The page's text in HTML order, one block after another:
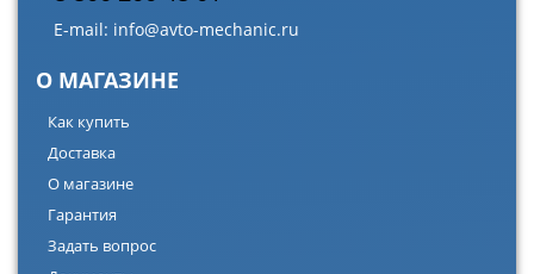
E-mail: info@avto-mechanic.ru
О МАГАЗИНЕ
Как купить
Доставка
О магазине
Гарантия
Задать вопрос